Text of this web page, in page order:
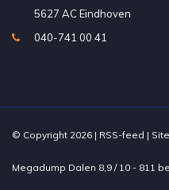
5627 AC Eindhoven
040-741 00 41
© Copyright 2026 | RSS-feed |
Megadump Dalen 8,9 / 10 - 811